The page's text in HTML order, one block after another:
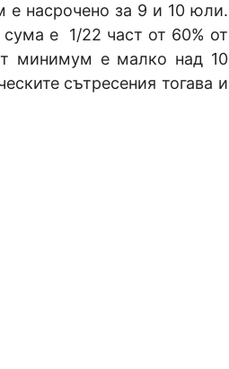
е насрочено за 9 и 10 юли.
сума е 1/22 част от 60% от
минимум е малко над 10
сътресения тогава и